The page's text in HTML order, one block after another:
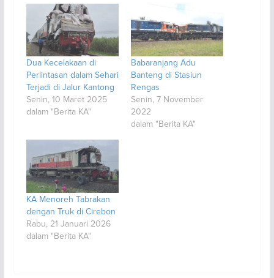
Dua Kecelakaan di
Perlintasan dalam Sehari
Terjadi di Jalur Kantong
Senin, 10 Maret 2025
dalam "Berita KA"
Babaranjang Adu
Banteng di Stasiun
Rengas
Senin, 7 November
2022
dalam "Berita KA"
KA Menoreh Tabrakan
dengan Truk di Cirebon
Rabu, 21 Januari 2026
dalam "Berita KA"